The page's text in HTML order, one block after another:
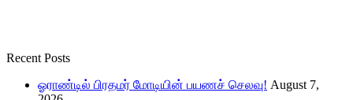
Recent Posts
ஓராண்டில் பிரதமர் மோடியின் பயணச் செலவு! August 7,